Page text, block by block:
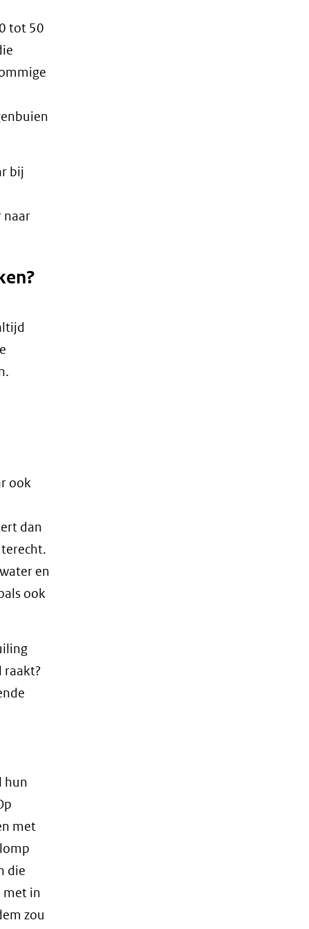
tot 50
bij
naar
ook
dan
en
ook
raakt?
hun
met
die
met in
zou